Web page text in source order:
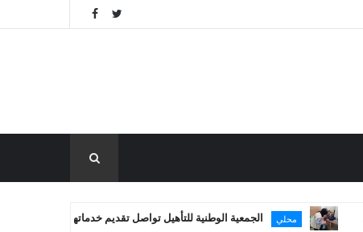
محلي الجمعية الوطنية للتأهيل تواصل تقديم خدماتها العلاجية في غزة